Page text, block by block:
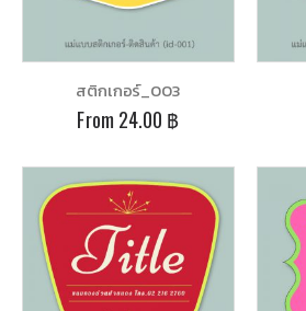
สติกเกอร์_003
From 24.00 ฿
0out of 5
From3.00฿
out of 5
From3.00